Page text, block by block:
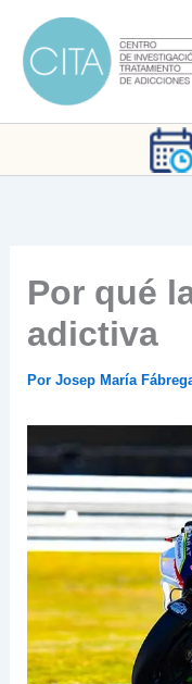
contenido
Por qué
adictiva
Por Josep María